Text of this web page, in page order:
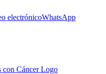
electrónicoWhatsApp